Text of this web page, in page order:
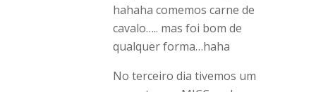
hahaha comemos carne de
cavalo….. mas foi bom de
qualquer forma…haha
No terceiro dia tivemos um